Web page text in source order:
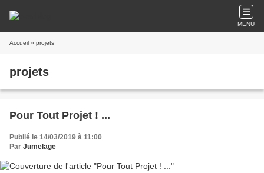
MENU
Accueil » projets
projets
Pour Tout Projet ! ...
Publié le 14/03/2019 à 11:00
Par Jumelage